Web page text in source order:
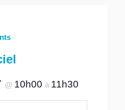
@ 10h00 à 11h30